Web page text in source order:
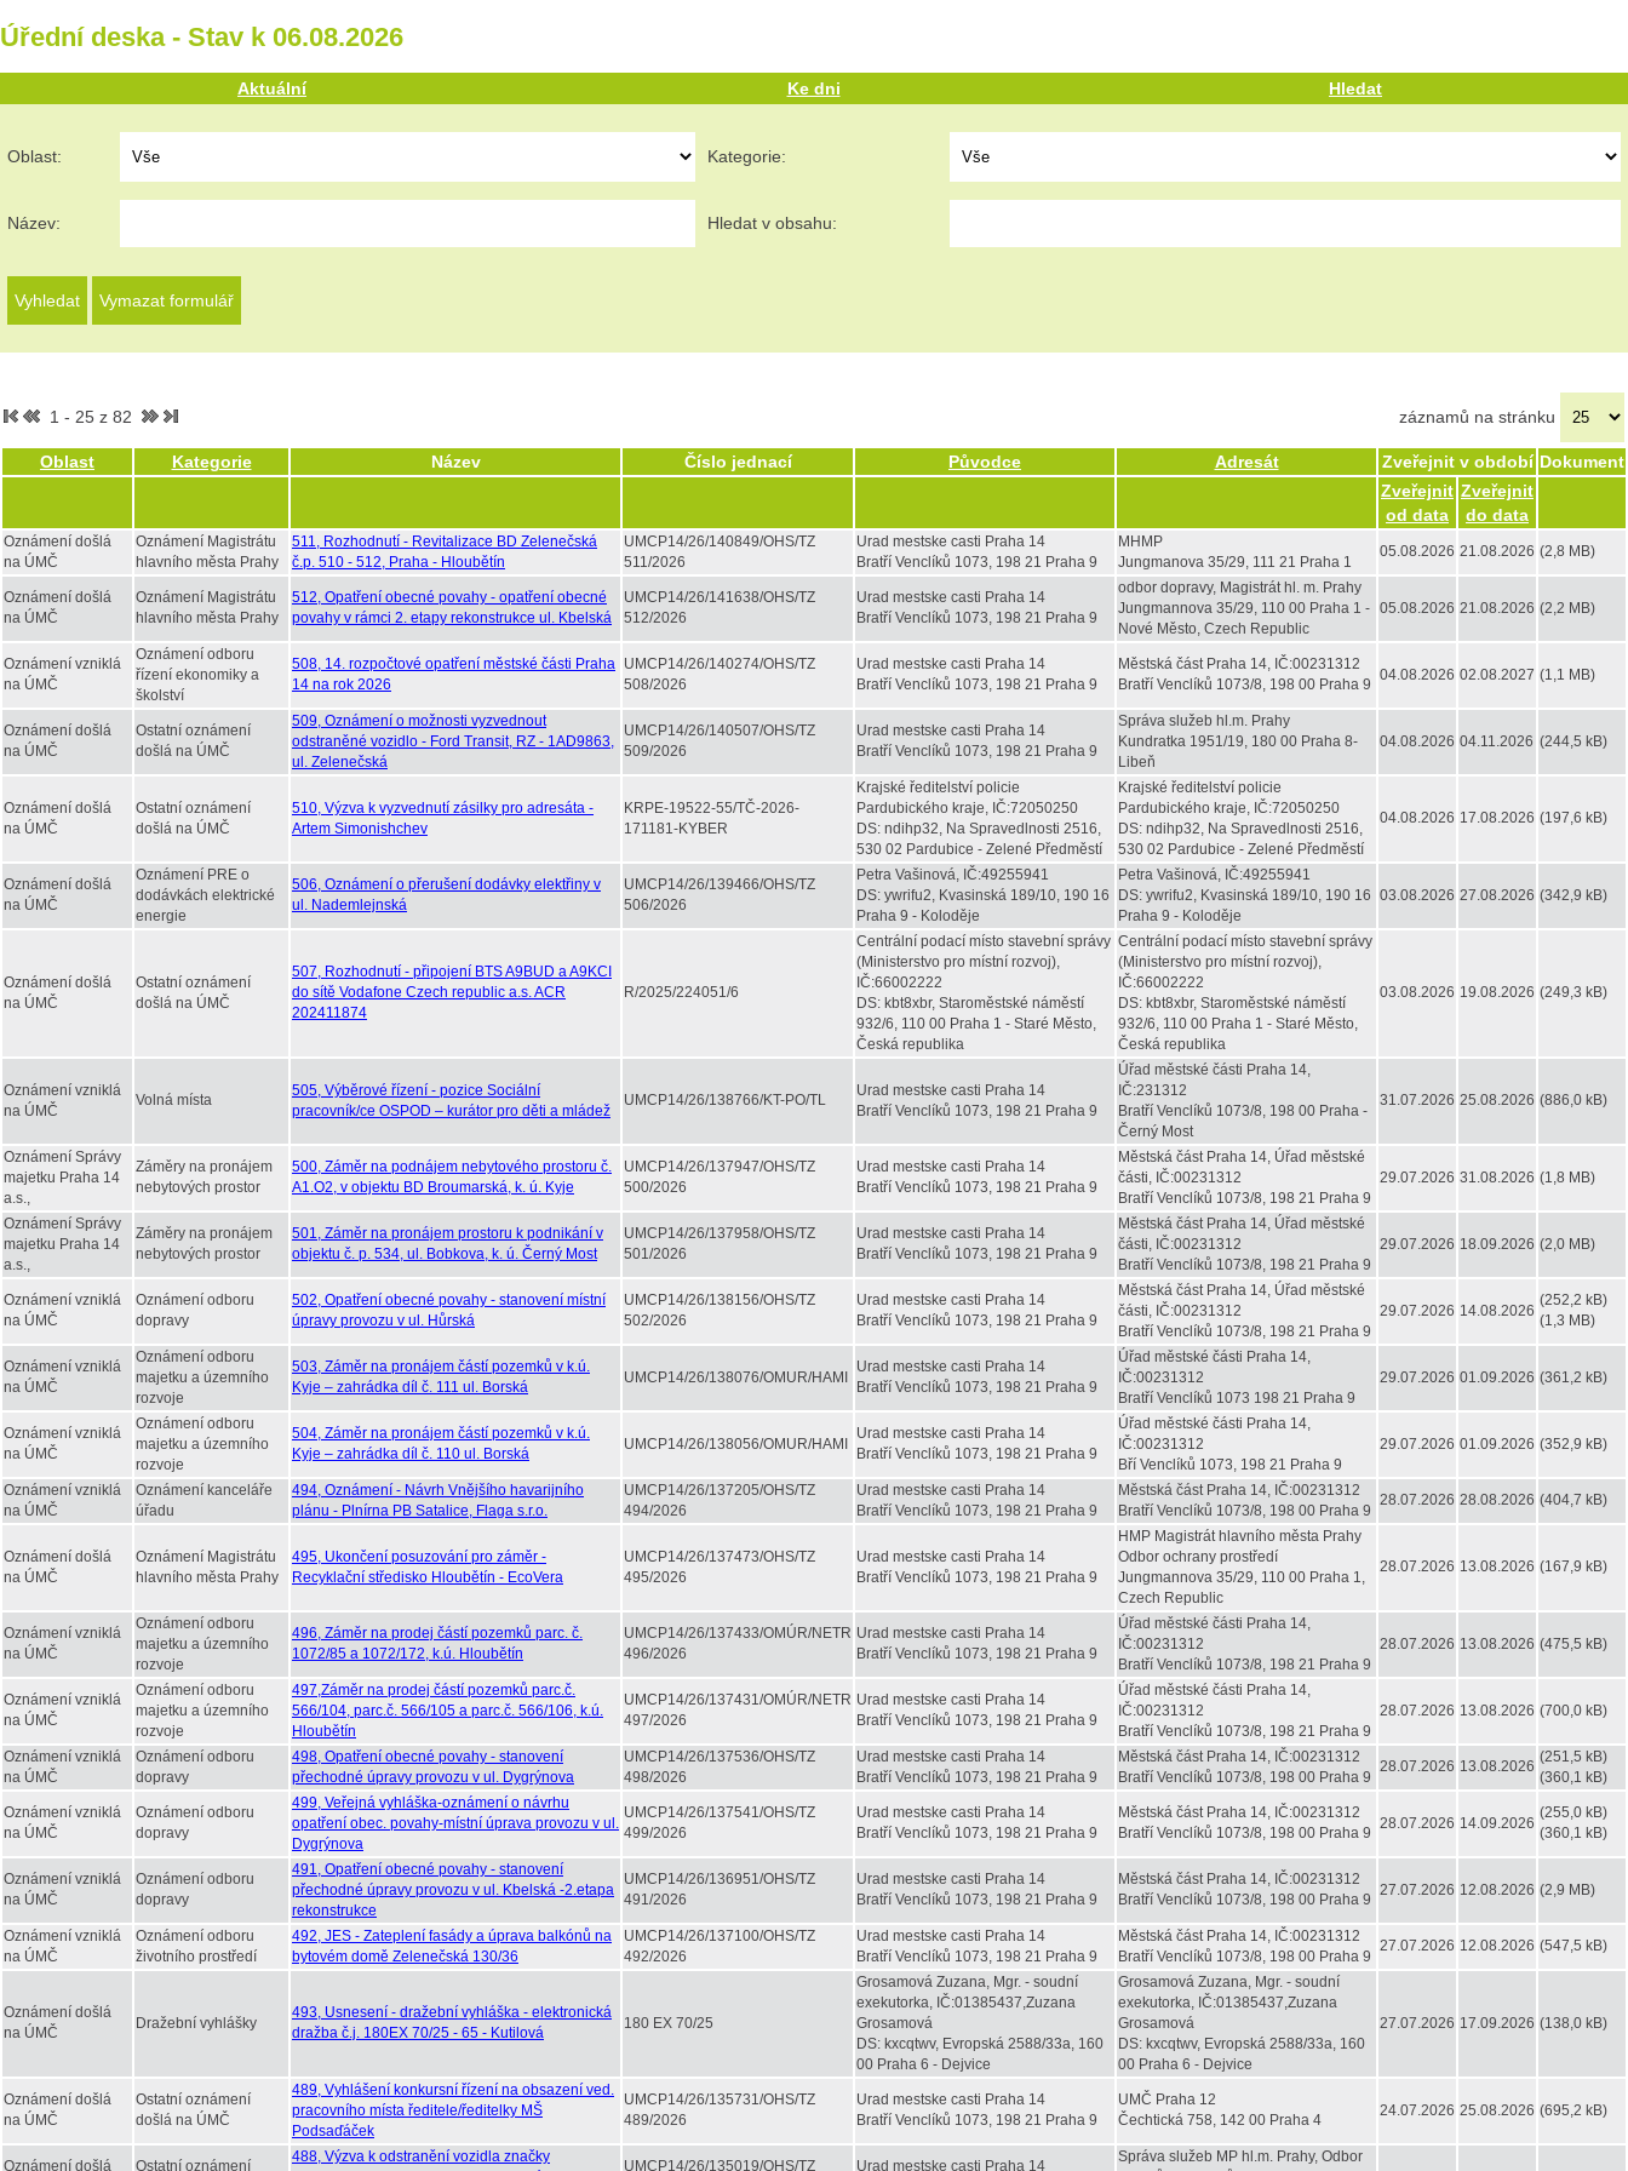
Úřední deska - Stav k 06.08.2026
Aktuální Ke dni Hledat
Oblast: Kategorie:
Název: Hledat v obsahu:
1 - 25 z 82 záznamů na stránku
Oblast Kategorie Název Číslo jednací Původce Adresát Zveřejnit v období Dokument
Zveřejnit
od data
Zveřejnit
do data
Oznámení došlá
na ÚMČ
Oznámení Magistrátu
hlavního města Prahy
511, Rozhodnutí - Revitalizace BD Zelenečská
č.p. 510 - 512, Praha - Hloubětín
UMCP14/26/140849/OHS/TZ
511/2026
Urad mestske casti Praha 14
Bratří Venclíků 1073, 198 21 Praha 9
MHMP
Jungmanova 35/29, 111 21 Praha 1
05.08.2026 21.08.2026 (2,8 MB)
Oznámení došlá
na ÚMČ
Oznámení Magistrátu
hlavního města Prahy
512, Opatření obecné povahy - opatření obecné
povahy v rámci 2. etapy rekonstrukce ul. Kbelská
UMCP14/26/141638/OHS/TZ
512/2026
Urad mestske casti Praha 14
Bratří Venclíků 1073, 198 21 Praha 9
odbor dopravy, Magistrát hl. m. Prahy
Jungmannova 35/29, 110 00 Praha 1 -
Nové Město, Czech Republic
05.08.2026 21.08.2026 (2,2 MB)
Oznámení vzniklá
na ÚMČ
Oznámení odboru
řízení ekonomiky a
školství
508, 14. rozpočtové opatření městské části Praha
14 na rok 2026
UMCP14/26/140274/OHS/TZ
508/2026
Urad mestske casti Praha 14
Bratří Venclíků 1073, 198 21 Praha 9
Městská část Praha 14, IČ:00231312
Bratří Venclíků 1073/8, 198 00 Praha 9
04.08.2026 02.08.2027 (1,1 MB)
Oznámení došlá
na ÚMČ
Ostatní oznámení
došlá na ÚMČ
509, Oznámení o možnosti vyzvednout
odstraněné vozidlo - Ford Transit, RZ - 1AD9863,
ul. Zelenečská
UMCP14/26/140507/OHS/TZ
509/2026
Urad mestske casti Praha 14
Bratří Venclíků 1073, 198 21 Praha 9
Správa služeb hl.m. Prahy
Kundratka 1951/19, 180 00 Praha 8-
Libeň
04.08.2026 04.11.2026 (244,5 kB)
Oznámení došlá
na ÚMČ
Ostatní oznámení
došlá na ÚMČ
510, Výzva k vyzvednutí zásilky pro adresáta -
Artem Simonishchev
KRPE-19522-55/TČ-2026-
171181-KYBER
Krajské ředitelství policie
Pardubického kraje, IČ:72050250
DS: ndihp32, Na Spravedlnosti 2516,
530 02 Pardubice - Zelené Předměstí
Krajské ředitelství policie
Pardubického kraje, IČ:72050250
DS: ndihp32, Na Spravedlnosti 2516,
530 02 Pardubice - Zelené Předměstí
04.08.2026 17.08.2026 (197,6 kB)
Oznámení došlá
na ÚMČ
Oznámení PRE o
dodávkách elektrické
energie
506, Oznámení o přerušení dodávky elektřiny v
ul. Nademlejnská
UMCP14/26/139466/OHS/TZ
506/2026
Petra Vašinová, IČ:49255941
DS: ywrifu2, Kvasinská 189/10, 190 16
Praha 9 - Koloděje
Petra Vašinová, IČ:49255941
DS: ywrifu2, Kvasinská 189/10, 190 16
Praha 9 - Koloděje
03.08.2026 27.08.2026 (342,9 kB)
Oznámení došlá
na ÚMČ
Ostatní oznámení
došlá na ÚMČ
507, Rozhodnutí - připojení BTS A9BUD a A9KCI
do sítě Vodafone Czech republic a.s. ACR
202411874
R/2025/224051/6
Centrální podací místo stavební správy
(Ministerstvo pro místní rozvoj),
IČ:66002222
DS: kbt8xbr, Staroměstské náměstí
932/6, 110 00 Praha 1 - Staré Město,
Česká republika
Centrální podací místo stavební správy
(Ministerstvo pro místní rozvoj),
IČ:66002222
DS: kbt8xbr, Staroměstské náměstí
932/6, 110 00 Praha 1 - Staré Město,
Česká republika
03.08.2026 19.08.2026 (249,3 kB)
Oznámení vzniklá
na ÚMČ
Volná místa
505, Výběrové řízení - pozice Sociální
pracovník/ce OSPOD – kurátor pro děti a mládež
UMCP14/26/138766/KT-PO/TL
Urad mestske casti Praha 14
Bratří Venclíků 1073, 198 21 Praha 9
Úřad městské části Praha 14,
IČ:231312
Bratří Venclíků 1073/8, 198 00 Praha -
Černý Most
31.07.2026 25.08.2026 (886,0 kB)
Oznámení Správy
majetku Praha 14
a.s.,
Záměry na pronájem
nebytových prostor
500, Záměr na podnájem nebytového prostoru č.
A1.O2, v objektu BD Broumarská, k. ú. Kyje
UMCP14/26/137947/OHS/TZ
500/2026
Urad mestske casti Praha 14
Bratří Venclíků 1073, 198 21 Praha 9
Městská část Praha 14, Úřad městské
části, IČ:00231312
Bratří Venclíků 1073/8, 198 21 Praha 9
29.07.2026 31.08.2026 (1,8 MB)
Oznámení Správy
majetku Praha 14
a.s.,
Záměry na pronájem
nebytových prostor
501, Záměr na pronájem prostoru k podnikání v
objektu č. p. 534, ul. Bobkova, k. ú. Černý Most
UMCP14/26/137958/OHS/TZ
501/2026
Urad mestske casti Praha 14
Bratří Venclíků 1073, 198 21 Praha 9
Městská část Praha 14, Úřad městské
části, IČ:00231312
Bratří Venclíků 1073/8, 198 21 Praha 9
29.07.2026 18.09.2026 (2,0 MB)
Oznámení vzniklá
na ÚMČ
Oznámení odboru
dopravy
502, Opatření obecné povahy - stanovení místní
úpravy provozu v ul. Hůrská
UMCP14/26/138156/OHS/TZ
502/2026
Urad mestske casti Praha 14
Bratří Venclíků 1073, 198 21 Praha 9
Městská část Praha 14, Úřad městské
části, IČ:00231312
Bratří Venclíků 1073/8, 198 21 Praha 9
29.07.2026 14.08.2026
(252,2 kB)
(1,3 MB)
Oznámení vzniklá
na ÚMČ
Oznámení odboru
majetku a územního
rozvoje
503, Záměr na pronájem částí pozemků v k.ú.
Kyje – zahrádka díl č. 111 ul. Borská
UMCP14/26/138076/OMUR/HAMI
Urad mestske casti Praha 14
Bratří Venclíků 1073, 198 21 Praha 9
Úřad městské části Praha 14,
IČ:00231312
Bratří Venclíků 1073 198 21 Praha 9
29.07.2026 01.09.2026 (361,2 kB)
Oznámení vzniklá
na ÚMČ
Oznámení odboru
majetku a územního
rozvoje
504, Záměr na pronájem částí pozemků v k.ú.
Kyje – zahrádka díl č. 110 ul. Borská
UMCP14/26/138056/OMUR/HAMI
Urad mestske casti Praha 14
Bratří Venclíků 1073, 198 21 Praha 9
Úřad městské části Praha 14,
IČ:00231312
Bří Venclíků 1073, 198 21 Praha 9
29.07.2026 01.09.2026 (352,9 kB)
Oznámení vzniklá
na ÚMČ
Oznámení kanceláře
úřadu
494, Oznámení - Návrh Vnějšího havarijního
plánu - Plnírna PB Satalice, Flaga s.r.o.
UMCP14/26/137205/OHS/TZ
494/2026
Urad mestske casti Praha 14
Bratří Venclíků 1073, 198 21 Praha 9
Městská část Praha 14, IČ:00231312
Bratří Venclíků 1073/8, 198 00 Praha 9
28.07.2026 28.08.2026 (404,7 kB)
Oznámení došlá
na ÚMČ
Oznámení Magistrátu
hlavního města Prahy
495, Ukončení posuzování pro záměr -
Recyklační středisko Hloubětín - EcoVera
UMCP14/26/137473/OHS/TZ
495/2026
Urad mestske casti Praha 14
Bratří Venclíků 1073, 198 21 Praha 9
HMP Magistrát hlavního města Prahy
Odbor ochrany prostředí
Jungmannova 35/29, 110 00 Praha 1,
Czech Republic
28.07.2026 13.08.2026 (167,9 kB)
Oznámení vzniklá
na ÚMČ
Oznámení odboru
majetku a územního
rozvoje
496, Záměr na prodej částí pozemků parc. č.
1072/85 a 1072/172, k.ú. Hloubětín
UMCP14/26/137433/OMÚR/NETR
496/2026
Urad mestske casti Praha 14
Bratří Venclíků 1073, 198 21 Praha 9
Úřad městské části Praha 14,
IČ:00231312
Bratří Venclíků 1073/8, 198 21 Praha 9
28.07.2026 13.08.2026 (475,5 kB)
Oznámení vzniklá
na ÚMČ
Oznámení odboru
majetku a územního
rozvoje
497,Záměr na prodej částí pozemků parc.č.
566/104, parc.č. 566/105 a parc.č. 566/106, k.ú.
Hloubětín
UMCP14/26/137431/OMÚR/NETR
497/2026
Urad mestske casti Praha 14
Bratří Venclíků 1073, 198 21 Praha 9
Úřad městské části Praha 14,
IČ:00231312
Bratří Venclíků 1073/8, 198 21 Praha 9
28.07.2026 13.08.2026 (700,0 kB)
Oznámení vzniklá
na ÚMČ
Oznámení odboru
dopravy
498, Opatření obecné povahy - stanovení
přechodné úpravy provozu v ul. Dygrýnova
UMCP14/26/137536/OHS/TZ
498/2026
Urad mestske casti Praha 14
Bratří Venclíků 1073, 198 21 Praha 9
Městská část Praha 14, IČ:00231312
Bratří Venclíků 1073/8, 198 00 Praha 9
28.07.2026 13.08.2026
(251,5 kB)
(360,1 kB)
Oznámení vzniklá
na ÚMČ
Oznámení odboru
dopravy
499, Veřejná vyhláška-oznámení o návrhu
opatření obec. povahy-místní úprava provozu v ul.
Dygrýnova
UMCP14/26/137541/OHS/TZ
499/2026
Urad mestske casti Praha 14
Bratří Venclíků 1073, 198 21 Praha 9
Městská část Praha 14, IČ:00231312
Bratří Venclíků 1073/8, 198 00 Praha 9
28.07.2026 14.09.2026
(255,0 kB)
(360,1 kB)
Oznámení vzniklá
na ÚMČ
Oznámení odboru
dopravy
491, Opatření obecné povahy - stanovení
přechodné úpravy provozu v ul. Kbelská -2.etapa
rekonstrukce
UMCP14/26/136951/OHS/TZ
491/2026
Urad mestske casti Praha 14
Bratří Venclíků 1073, 198 21 Praha 9
Městská část Praha 14, IČ:00231312
Bratří Venclíků 1073/8, 198 00 Praha 9
27.07.2026 12.08.2026 (2,9 MB)
Oznámení vzniklá
na ÚMČ
Oznámení odboru
životního prostředí
492, JES - Zateplení fasády a úprava balkónů na
bytovém domě Zelenečská 130/36
UMCP14/26/137100/OHS/TZ
492/2026
Urad mestske casti Praha 14
Bratří Venclíků 1073, 198 21 Praha 9
Městská část Praha 14, IČ:00231312
Bratří Venclíků 1073/8, 198 00 Praha 9
27.07.2026 12.08.2026 (547,5 kB)
Oznámení došlá
na ÚMČ
Dražební vyhlášky
493, Usnesení - dražební vyhláška - elektronická
dražba č.j. 180EX 70/25 - 65 - Kutilová
180 EX 70/25
Grosamová Zuzana, Mgr. - soudní
exekutorka, IČ:01385437,Zuzana
Grosamová
DS: kxcqtwv, Evropská 2588/33a, 160
00 Praha 6 - Dejvice
Grosamová Zuzana, Mgr. - soudní
exekutorka, IČ:01385437,Zuzana
Grosamová
DS: kxcqtwv, Evropská 2588/33a, 160
00 Praha 6 - Dejvice
27.07.2026 17.09.2026 (138,0 kB)
Oznámení došlá
na ÚMČ
Ostatní oznámení
došlá na ÚMČ
489, Vyhlášení konkursní řízení na obsazení ved.
pracovního místa ředitele/ředitelky MŠ
Podsaďáček
UMCP14/26/135731/OHS/TZ
489/2026
Urad mestske casti Praha 14
Bratří Venclíků 1073, 198 21 Praha 9
UMČ Praha 12
Čechtická 758, 142 00 Praha 4
24.07.2026 25.08.2026 (695,2 kB)
Oznámení došlá Ostatní oznámení
488, Výzva k odstranění vozidla značky
UMCP14/26/135019/OHS/TZ Urad mestske casti Praha 14
Správa služeb MP hl.m. Prahy, Odbor